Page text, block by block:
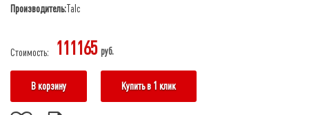
Производитель: Talc
Стоимость: 111165 руб.
В корзину Купить в 1 клик